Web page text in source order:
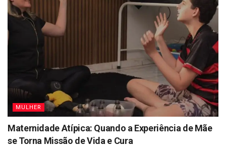
MULHER
Maternidade Atípica: Quando a Experiência de Mãe
se Torna Missão de Vida e Cura